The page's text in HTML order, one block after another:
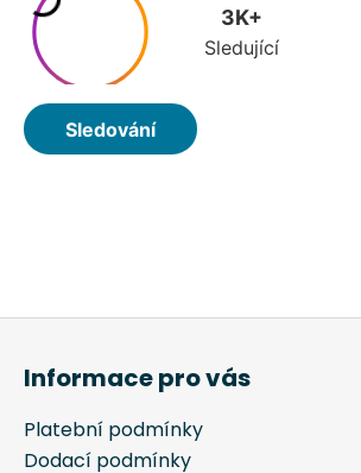
Informace pro vás
Platební podmínky
Dodací podmínky